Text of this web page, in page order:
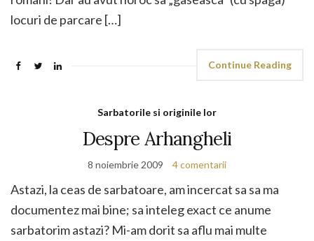
locuri de parcare […]
Continue Reading
Sarbatorile si originile lor
Despre Arhangheli
8 noiembrie 2009 4 comentarii
Astazi, la ceas de sarbatoare, am incercat sa sa ma
documentez mai bine; sa inteleg exact ce anume
sarbatorim astazi? Mi-am dorit sa aflu mai multe